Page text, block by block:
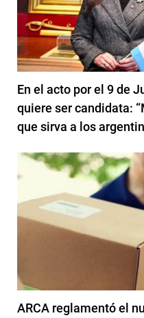
En el acto por el 9 de
quiere ser candidata:
que sirva a los
ARCA reglamentó el